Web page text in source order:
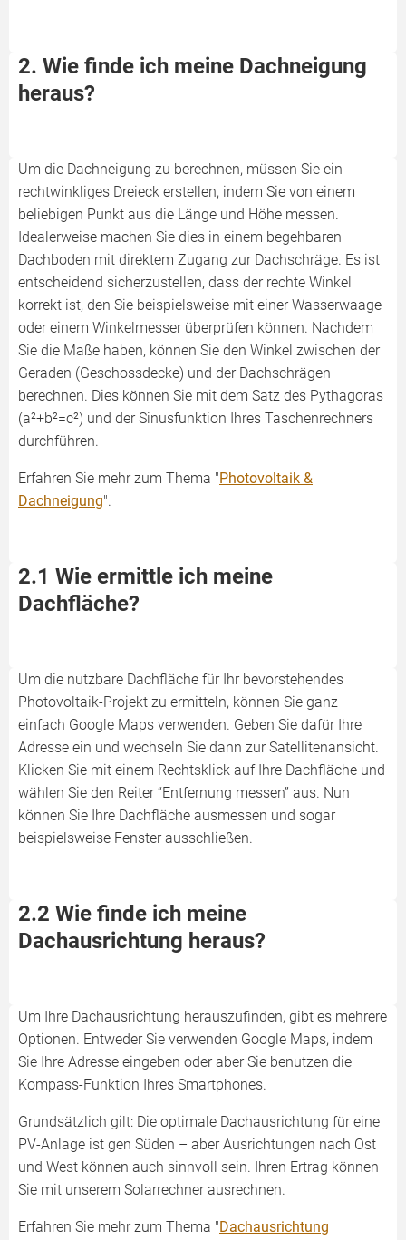
2. Wie finde ich meine Dachneigung
heraus?
Um die Dachneigung zu berechnen, müssen Sie ein
rechtwinkliges Dreieck erstellen, indem Sie von einem
beliebigen Punkt aus die Länge und Höhe messen.
Idealerweise machen Sie dies in einem begehbaren
Dachboden mit direktem Zugang zur Dachschräge. Es ist
entscheidend sicherzustellen, dass der rechte Winkel
korrekt ist, den Sie beispielsweise mit einer Wasserwaage
oder einem Winkelmesser überprüfen können. Nachdem
Sie die Maße haben, können Sie den Winkel zwischen der
Geraden (Geschossdecke) und der Dachschrägen
berechnen. Dies können Sie mit dem Satz des Pythagoras
(a²+b²=c²) und der Sinusfunktion Ihres Taschenrechners
durchführen.
Erfahren Sie mehr zum Thema "Photovoltaik &
Dachneigung".
2.1 Wie ermittle ich meine
Dachfläche?
Um die nutzbare Dachfläche für Ihr bevorstehendes
Photovoltaik-Projekt zu ermitteln, können Sie ganz
einfach Google Maps verwenden. Geben Sie dafür Ihre
Adresse ein und wechseln Sie dann zur Satellitenansicht.
Klicken Sie mit einem Rechtsklick auf Ihre Dachfläche und
wählen Sie den Reiter “Entfernung messen” aus. Nun
können Sie Ihre Dachfläche ausmessen und sogar
beispielsweise Fenster ausschließen.
2.2 Wie finde ich meine
Dachausrichtung heraus?
Um Ihre Dachausrichtung herauszufinden, gibt es mehrere
Optionen. Entweder Sie verwenden Google Maps, indem
Sie Ihre Adresse eingeben oder aber Sie benutzen die
Kompass-Funktion Ihres Smartphones.
Grundsätzlich gilt: Die optimale Dachausrichtung für eine
PV-Anlage ist gen Süden – aber Ausrichtungen nach Ost
und West können auch sinnvoll sein. Ihren Ertrag können
Sie mit unserem Solarrechner ausrechnen.
Erfahren Sie mehr zum Thema "Dachausrichtung